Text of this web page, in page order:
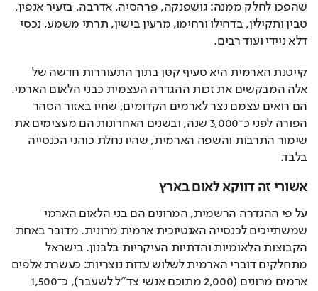
שהפכו לחלק ממנה: גושפנקה, פרהסיה, אדרבה, בזעיר אנפין,
טבין ותקילין, בדחילו ורחימו, מרעין בישין, תרתי משמע, נכסי
דלא ניידי ועוד רבים.
קייטנת הארמית היא סעיף קטן בתוך התעוררות חדשה של
אלה המבקשים את זכות ההגדרה העצמית כבני הלאום הארמי.
הם רואים עצמם נצר לארמים הקדומים, שחיו באזור הסהר
הפורה לפני כ־3,000 שנה, ובשנים האחרונות הם מעצימים את
שימור התרבות והשפה הארמית, שהיו נחלת כוהני הכנסייה
בלבד.
אשורי זה דווקא לאום בארץ
על פי ההגדרה הרשמית, המרונים הם בני הלאום הארמי
שמשתייכים לכנסייה האנטיוכית ארמית מרונית. מדובר באחת
הקבוצות הלאומיות והדתיות העיקריות בלבנון. בישראל
מתחלקים דוברי הארמית לשלוש עדות נוצריות: כעשרת אלפים
ארמים מרונים (2,000 מתוכם אנשי צד"ל לשעבר), כ־1,500